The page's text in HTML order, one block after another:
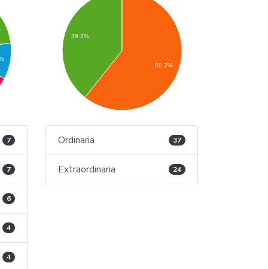
7
7
6
4
4
39.3%
60.7%
Ordinaria 37
Extraordinaria 24